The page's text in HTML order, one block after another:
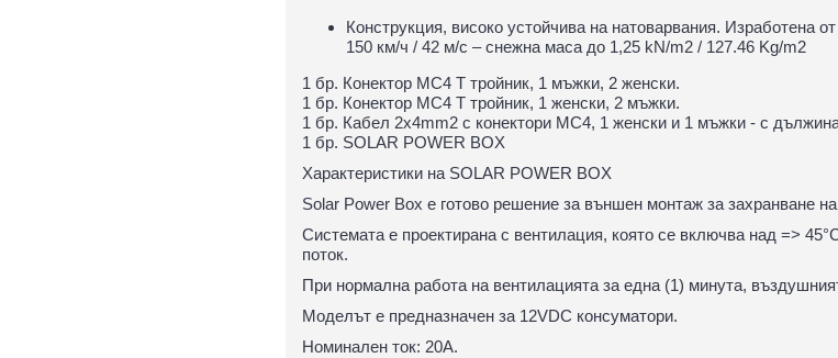
Конструкция, високо устойчива на натоварвания. Изработена
150 км/ч / 42 м/с – снежна маса до 1,25 kN/m2 / 127.46 Kg/m2
1 бр. Конектор MC4 T тройник, 1 мъжки, 2 женски.
1 бр. Конектор MC4 T тройник, 1 женски, 2 мъжки.
1 бр. Кабел 2x4mm2 с конектори MC4, 1 женски и 1 мъжки - с
1 бр. SOLAR POWER BOX
Характеристики на SOLAR POWER BOX
Solar Power Box е готово решение за външен монтаж за захранване
Системата е проектирана с вентилация, която се включва над =>
поток.
При нормална работа на вентилацията за една (1) минута,
Моделът е предназначен за 12VDC консуматори.
Номинален ток: 20А.